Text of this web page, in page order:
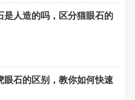
是人造的吗，区分猫眼石的
眼石的区别，教你如何快速